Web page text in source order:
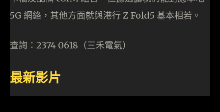
5G 網絡，其他方面就與港行 Z Fold5 基本相若。
查詢：2374 0618（三禾電氣）
最新影片